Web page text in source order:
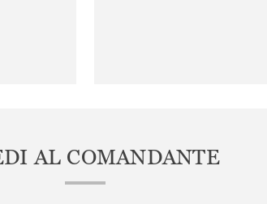
AL COMANDANTE